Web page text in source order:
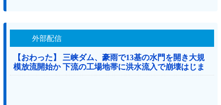
外部配信
【おわった】 三峡ダム、豪雨で13基の水門を開き大規
模放流開始か 下流の工場地帯に洪水流入で崩壊はじま
る